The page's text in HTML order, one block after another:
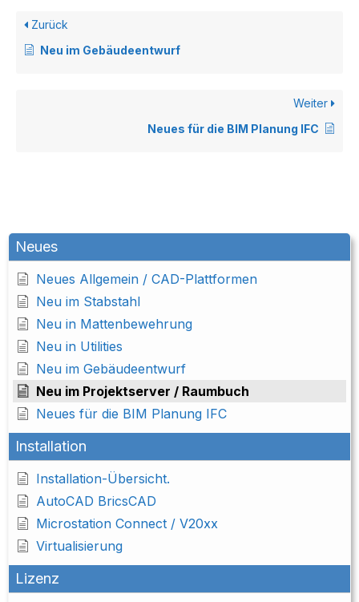
Neues
Neues Allgemein / CAD-Plattformen
Neu im Stabstahl
Neu in Mattenbewehrung
Neu in Utilities
Neu im Gebäudeentwurf
Neu im Projektserver / Raumbuch
Neues für die BIM Planung IFC
Installation
Installation-Übersicht.
AutoCAD BricsCAD
Microstation Connect / V20xx
Virtualisierung
Lizenz
Zurück
Neu im Gebäudeentwurf
Weiter
Neues für die BIM Planung IFC